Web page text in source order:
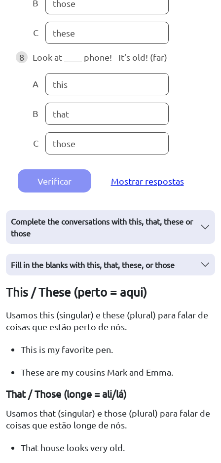
B those
C these
8 Look at ____ phone! - It’s old! (far)
A this
B that
C those
Verificar Mostrar respostas
Complete the conversations with this, that, these or
those
Fill in the blanks with this, that, these, or those
This / These (perto = aqui)
Usamos this (singular) e these (plural) para falar de
coisas que estão perto de nós.
This is my favorite pen.
These are my cousins Mark and Emma.
That / Those (longe = ali/lá)
Usamos that (singular) e those (plural) para falar de
coisas que estão longe de nós.
That house looks very old.